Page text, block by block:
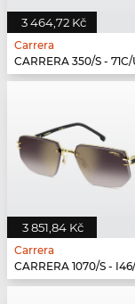
3 464,72 Kč
Carrera
CARRERA 350/S - 71C/
3 851,84 Kč
Carrera
CARRERA 1070/S -